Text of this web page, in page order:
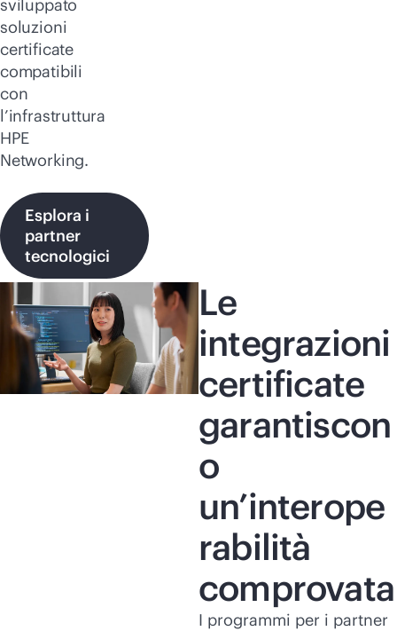
sviluppato
soluzioni
certificate
compatibili
con
l’infrastruttura
HPE
Networking.
Esplora i
partner
tecnologici
Le
integrazioni
certificate
garantiscon
o
un’interope
rabilità
comprovata
I programmi per i partner